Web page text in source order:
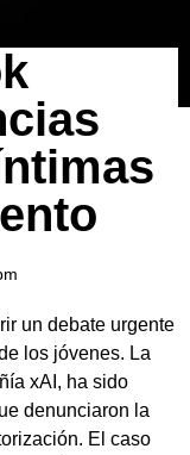
un debate urgente
los jóvenes. La
xAI, ha sido
denunciaron la
El caso